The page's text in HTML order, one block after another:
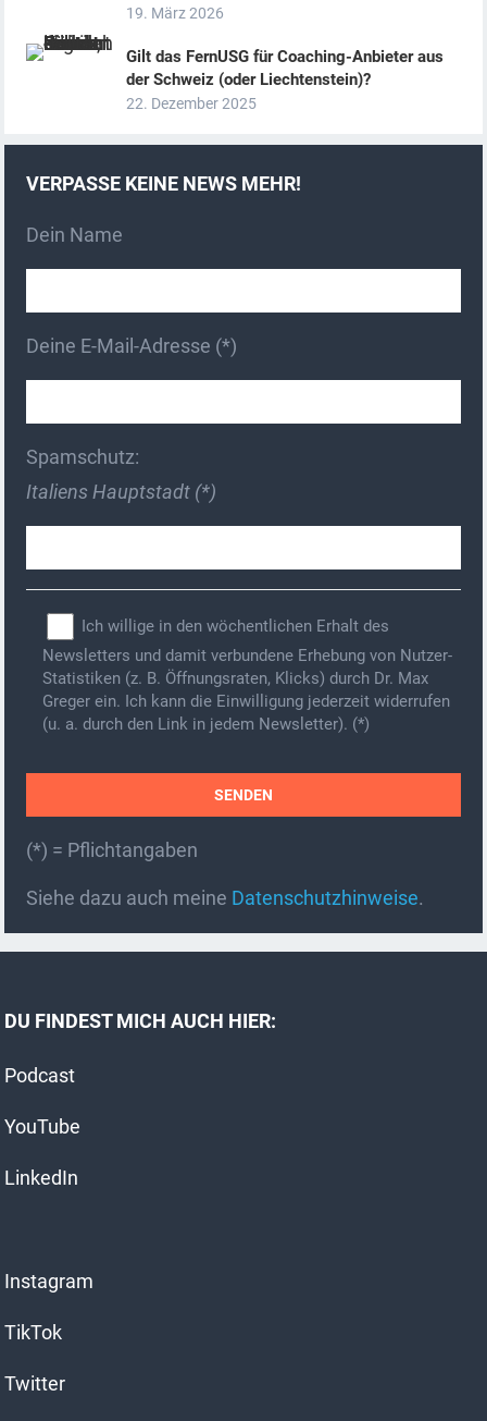
19. März 2026
Gilt das FernUSG für Coaching-Anbieter aus
der Schweiz (oder Liechtenstein)?
22. Dezember 2025
VERPASSE KEINE NEWS MEHR!
Dein Name
Deine E-Mail-Adresse (*)
Spamschutz:
Italiens Hauptstadt (*)
Ich willige in den wöchentlichen Erhalt des
Newsletters und damit verbundene Erhebung von Nutzer-
Statistiken (z. B. Öffnungsraten, Klicks) durch Dr. Max
Greger ein. Ich kann die Einwilligung jederzeit widerrufen
(u. a. durch den Link in jedem Newsletter). (*)
(*) = Pflichtangaben
A
t
n
t
e
Siehe dazu auch meine Datenschutzhinweise.
DU FINDEST MICH AUCH HIER:
Podcast
YouTube
LinkedIn
Instagram
TikTok
Twitter